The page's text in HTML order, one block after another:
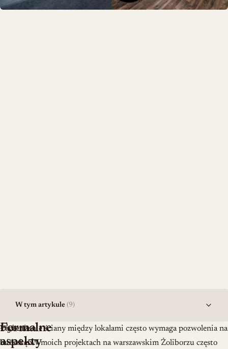
W tym artykule (9)
Formalne
aspekty
Łączenie
mieszkań
Wyburzenie ściany między lokalami często wymaga pozwolenia na
budowę. W moich projektach na warszawskim Żoliborzu często